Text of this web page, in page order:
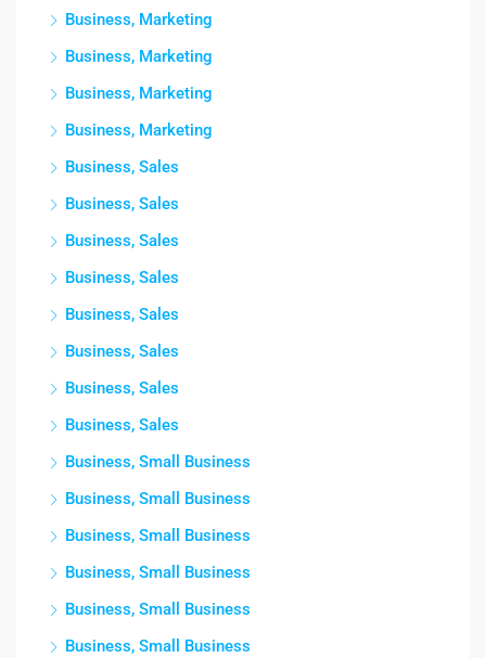
Business, Marketing
Business, Marketing
Business, Marketing
Business, Marketing
Business, Sales
Business, Sales
Business, Sales
Business, Sales
Business, Sales
Business, Sales
Business, Sales
Business, Sales
Business, Small Business
Business, Small Business
Business, Small Business
Business, Small Business
Business, Small Business
Business, Small Business